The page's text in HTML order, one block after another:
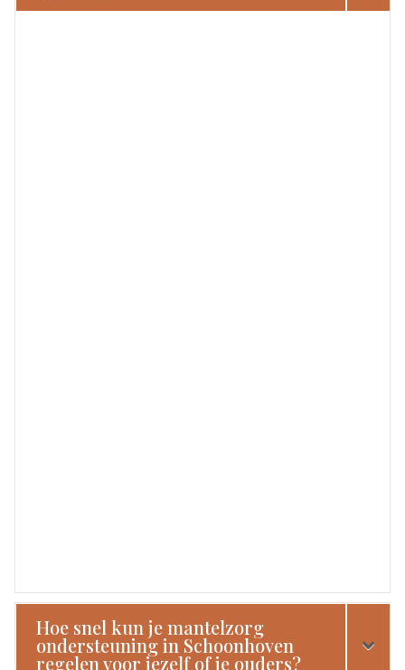
Hoe snel kun je mantelzorg
ondersteuning in Schoonhoven
regelen voor jezelf of je ouders?